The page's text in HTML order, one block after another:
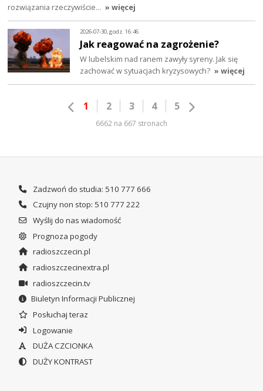
rozwiązania rzeczywiście… » więcej
2026-07-30, godz. 16:46
Jak reagować na zagrożenie?
W lubelskim nad ranem zawyły syreny. Jak się
zachować w sytuacjach kryzysowych? » więcej
1 2 3 4 5
6662 na 667 stronach
Zadzwoń do studia: 510 777 666
Czujny non stop: 510 777 222
Wyślij do nas wiadomość
Prognoza pogody
radioszczecin.pl
radioszczecinextra.pl
radioszczecin.tv
Biuletyn Informacji Publicznej
Posłuchaj teraz
Logowanie
DUŻA CZCIONKA
DUŻY KONTRAST